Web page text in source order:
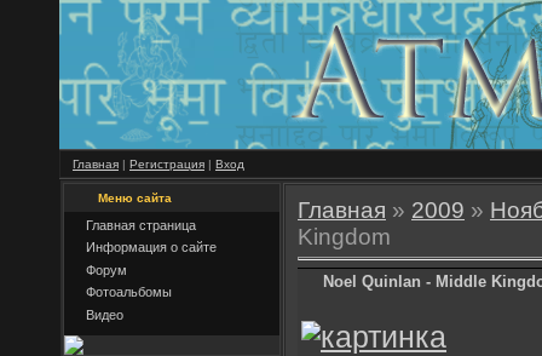
Главная | Регистрация | Вход
Меню сайта
Главная страница
Информация о сайте
Форум
Фотоальбомы
Видео
Главная » 2009 »
Kingdom
Noel Quinlan - Middle